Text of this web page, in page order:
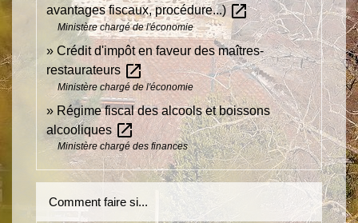
avantages fiscaux, procédure...)open_in_new
Ministère chargé de l'économie
Crédit d'impôt en faveur des maîtres-
restaurateurs open_in_new
Ministère chargé de l'économie
Régime fiscal des alcools et boissons
alcooliques open_in_new
Ministère chargé des finances
Comment faire si...